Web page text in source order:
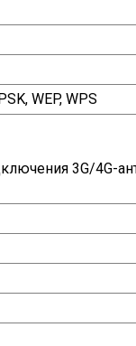
WEP, WPS
3G/4G-